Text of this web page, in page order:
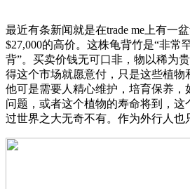
最近有条新闻就是在trade me上有一
$27,000的高价。这株龟背竹是“非常
背”。买卖价钱无可口非，物以稀为
得这个市场就愿意付，只是这些植物
他可是需要人精心维护，培育保养，
问题，或者这个植物的寿命将到，这
过世界之大无奇不有。作为外行人也